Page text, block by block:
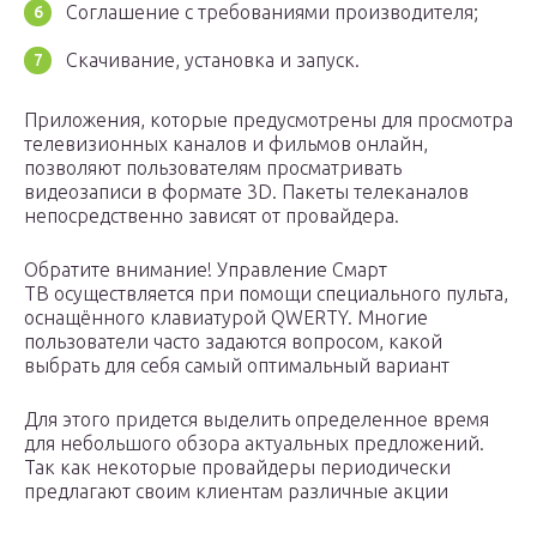
Соглашение с требованиями производителя;
Скачивание, установка и запуск.
Приложения, которые предусмотрены для просмотра
телевизионных каналов и фильмов онлайн,
позволяют пользователям просматривать
видеозаписи в формате 3D. Пакеты телеканалов
непосредственно зависят от провайдера.
Обратите внимание! Управление Смарт
ТВ осуществляется при помощи специального пульта,
оснащённого клавиатурой QWERTY. Многие
пользователи часто задаются вопросом, какой
выбрать для себя самый оптимальный вариант
Для этого придется выделить определенное время
для небольшого обзора актуальных предложений.
Так как некоторые провайдеры периодически
предлагают своим клиентам различные акции